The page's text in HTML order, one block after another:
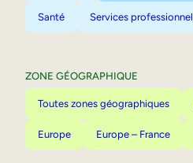
Santé Services
ZONE GÉOGRAPHIQUE
Toutes zones géographiques
Europe Europe – France